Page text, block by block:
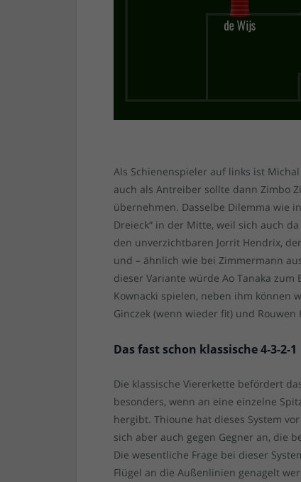
Als Schienenspieler auf links ist
auch als Antreiber sollte dann Zimbo
übernehmen. Dasselbe Dilemma wie
Dreieck“ in der Mitte, weil sich auch
den unverzichtbaren Jorrit Hendrix,
und – ähnlich wie bei Zimmermann
dieser Variante würde Ao Tanaka zum
Kownacki spielen, neben ihm können
Ginczek (wenn wieder fit) und
Das fast schon klassische 4-3-2-1
Die klassische Viererkette befördert
besonders, wenn an eine einzelne
hergibt. Thioune hat dieses System
sich aber auch gegen Gegner an, die
Die wesentliche Frage bei dieser
Flügel an die Außenlinien genagelt